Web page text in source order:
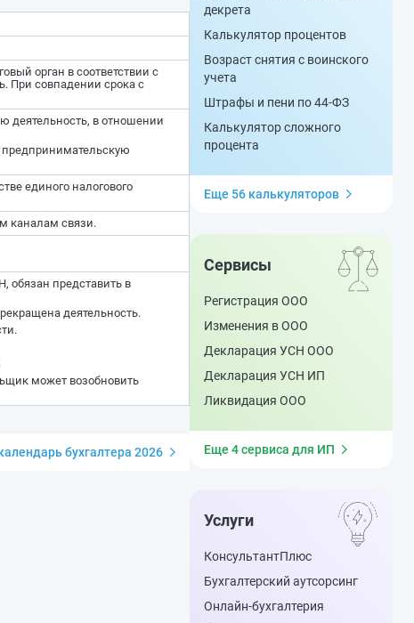
орган в соответствии с
При совпадении срока с
деятельность, в отношении
единого налогового
каналам связи.
обязан представить в
деятельность.
может возобновить
бухгалтера 2026
декрета
Калькулятор процентов
Возраст снятия с воинского
учета
Штрафы и пени по 44-ФЗ
Калькулятор сложного
процента
Еще 56 калькуляторов
Сервисы
Регистрация ООО
Изменения в ООО
Декларация УСН ООО
Декларация УСН ИП
Ликвидация ООО
Еще 4 сервиса для ИП
Услуги
КонсультантПлюс
Бухгалтерский аутсорсинг
Онлайн-бухгалтерия